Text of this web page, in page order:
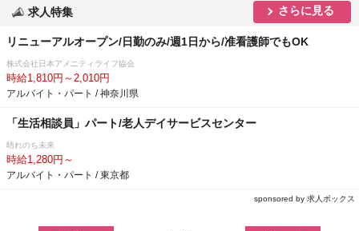
求人特集 さらに見る
リニューアルオープン/日勤のみ/週1日から/准看護師でもOK
株式会社日本アメニティライフ協会
時給1,810円～2,010円
アルバイト・パート / 神奈川県
「生活相談員」パート/老人デイサービスセンター
晴れのち未来
時給1,280円～
アルバイト・パート / 東京都
sponsored by 求人ボックス